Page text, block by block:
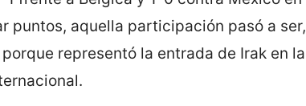
puntos, aquella participación pasó a ser,
representó la entrada de Irak en la